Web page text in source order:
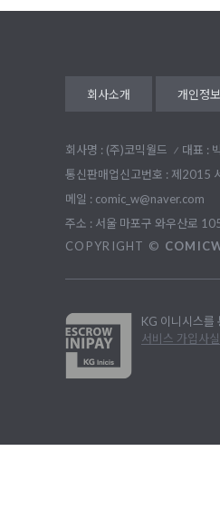
회사소개 개인정
회사명 : (주)코믹월드 대표 :
통신판매업신고번호 : 제2015
메일 : comic_w@naver.com
주소 : 서울 마포구 와우산로
COPYRIGHT ©
KG 이니시스를
서비스 가입사